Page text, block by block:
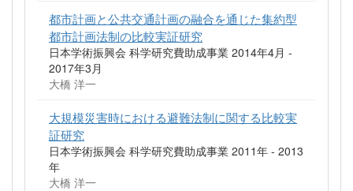
都市計画と公共交通計画の融合を通じた集約型
都市計画法制の比較実証研究
日本学術振興会 科学研究費助成事業 2014年4月 -
2017年3月
大橋 洋一
大規模災害時における避難法制に関する比較実
証研究
日本学術振興会 科学研究費助成事業 2011年 - 2013
年
大橋 洋一